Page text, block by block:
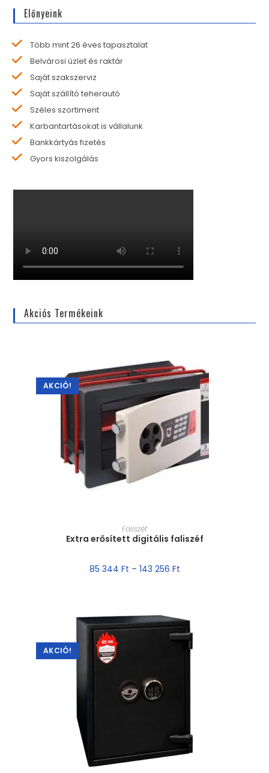
Előnyeink
Több mint 26 éves tapasztalat
Belvárosi üzlet és raktár
Saját szakszerviz
Saját szállító teherautó
Széles szortiment
Karbantartásokat is vállalunk
Bankkártyás fizetés
Gyors kiszolgálás
Akciós Termékeink
AKCIÓ!
MÉRET VÁLASZTÁSA
Faliszéf
Extra erősített digitális faliszéf
85 344 Ft – 143 256 Ft
AKCIÓ!